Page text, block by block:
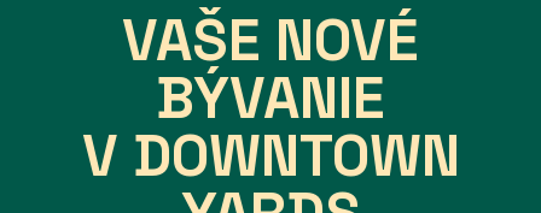
VAŠE NOVÉ
BÝVANIE
V DOWNTOWN